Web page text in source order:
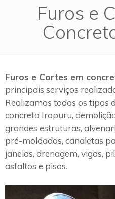
Furos e
Furos e Cortes em
principais serviços
Realizamos todos os tipos
concreto Irapuru,
grandes estruturas,
pré-moldadas, canaletas
janelas, drenagem, vigas,
asfaltos e pisos.